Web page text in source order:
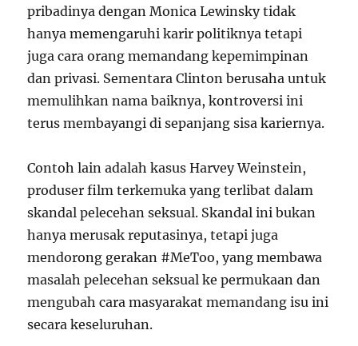
pribadinya dengan Monica Lewinsky tidak
hanya memengaruhi karir politiknya tetapi
juga cara orang memandang kepemimpinan
dan privasi. Sementara Clinton berusaha untuk
memulihkan nama baiknya, kontroversi ini
terus membayangi di sepanjang sisa kariernya.
Contoh lain adalah kasus Harvey Weinstein,
produser film terkemuka yang terlibat dalam
skandal pelecehan seksual. Skandal ini bukan
hanya merusak reputasinya, tetapi juga
mendorong gerakan #MeToo, yang membawa
masalah pelecehan seksual ke permukaan dan
mengubah cara masyarakat memandang isu ini
secara keseluruhan.